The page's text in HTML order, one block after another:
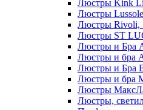
Люстры Kink
Люстры Lussole
Люстры Rivoli,
Люстры ST
Люстры и Бра
Люстры и бра
Люстры и Бра
Люстры и бра
Люстры
Люстры,